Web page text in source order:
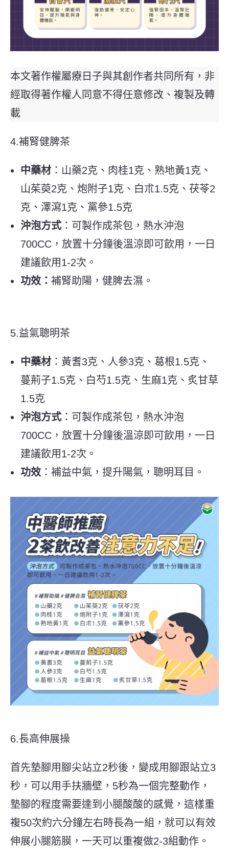
本文著作權屬療日子與其創作者共同所有，非
經取得著作權人同意不得任意修改、複製及轉
載
4.補腎健脾茶
中藥材 ： 山藥2克、肉桂1克、熟地黃1克、
山茱萸2克、炮附子1克、白朮1.5克、茯苓2
克、澤瀉1克、黨參1.5克
沖泡方式 ： 可製作成茶包，熱水沖泡
700CC，放置十分鐘後溫涼即可飲用，一日
建議飲用1-2次。
功效： 補腎助陽，健脾去濕。
5.益氣聰明茶
中藥材 ： 黃耆3克、人參3克、葛根1.5克、
蔓荊子1.5克、白芍1.5克、生麻1克、炙甘草
1.5克
沖泡方式 ： 可製作成茶包，熱水沖泡
700CC，放置十分鐘後溫涼即可飲用，一日
建議飲用1-2次。
功效 ：補益中氣，提升陽氣，聰明耳目。
6.長高伸展操
首先墊腳用腳尖站立2秒後，變成用腳跟站立3
秒，可以用手扶牆壁，5秒為一個完整動作，
墊腳的程度需要達到小腿酸酸的感覺，這樣重
複50次約六分鐘左右時長為一組，就可以有效
伸展小腿筋膜，一天可以重複做2-3組動作。